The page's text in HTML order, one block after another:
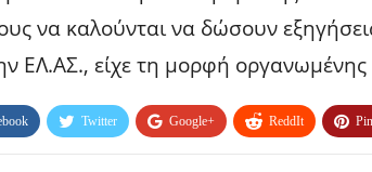
να καλούνται να δώσουν
ΕΛ.ΑΣ., είχε τη μορφή οργανωμένης
Twitter Google+ ReddIt